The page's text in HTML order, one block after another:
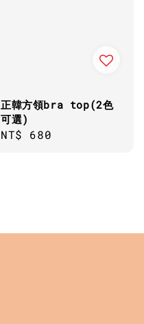
正韓方領bra top(2色
可選)
Regular
NT$ 680